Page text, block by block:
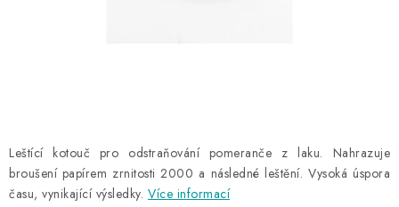
Věrnostní program
Všeobecné obchodní podmínky
Podmínky ochrany osobních údajů
Mapa serveru
Leštící kotouč pro odstraňování pomeranče z laku. Nahrazuje
broušení papírem zrnitosti 2000 a následné leštění. Vysoká úspora
času, vynikající výsledky. Více informací